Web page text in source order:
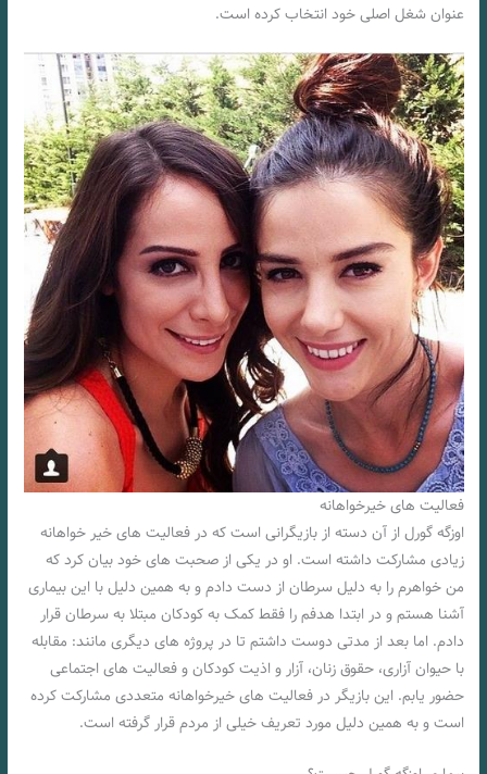
عنوان شغل اصلی خود انتخاب کرده است.
فعالیت های خیرخواهانه
اوزگه گورل از آن دسته از بازیگرانی است که در فعالیت های خیر خواهانه
زیادی مشارکت داشته است. او در یکی از صحبت‌ های خود بیان کرد که
من خواهرم را به دلیل سرطان از دست دادم و به همین دلیل با این بیماری
آشنا هستم و در ابتدا هدفم را فقط کمک به کودکان مبتلا به سرطان قرار
دادم. اما بعد از مدتی دوست داشتم تا در پروژه‌ های دیگری مانند: مقابله
با حیوان آزاری، حقوق زنان، آزار و اذیت کودکان و فعالیت های اجتماعی
حضور یابم. این بازیگر در فعالیت‌ های خیرخواهانه متعددی مشارکت کرده
است و به همین دلیل مورد تعریف خیلی از مردم قرار گرفته است.